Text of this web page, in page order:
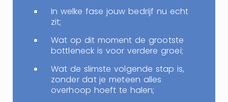
In welke fase jouw bedrijf nu echt
zit;
Wat op dit moment de grootste
bottleneck is voor verdere groei;
Wat de slimste volgende stap is,
zonder dat je meteen alles
overhoop hoeft te halen;